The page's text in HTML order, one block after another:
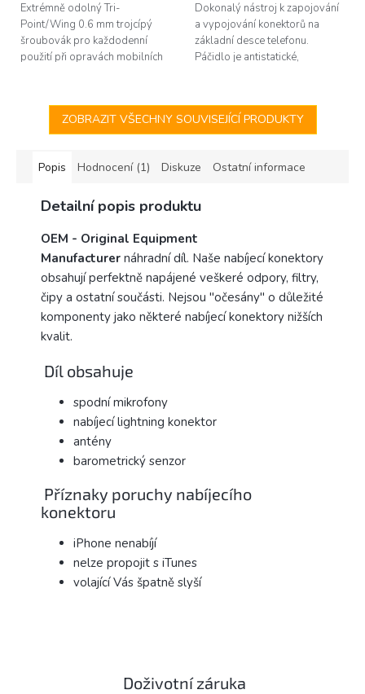
hvězdiček.
Extrémně odolný Tri-
Point/Wing 0.6 mm trojcípý
šroubovák pro každodenní
použití při opravách mobilních
špičku v oboru...
hvězdiček.
Dokonalý nástroj k zapojování
a vypojování konektorů na
základní desce telefonu.
Páčidlo je antistatické,
statickou...
ZOBRAZIT VŠECHNY SOUVISEJÍCÍ PRODUKTY
Popis Hodnocení (1) Diskuze Ostatní informace
Detailní popis produktu
OEM - Original Equipment
Manufacturer náhradní díl. Naše nabíjecí konektory
obsahují perfektně napájené veškeré odpory, filtry,
čipy a ostatní součásti. Nejsou "očesány" o důležité
komponenty jako některé nabíjecí konektory nižších
kvalit.
Díl obsahuje
spodní mikrofony
nabíjecí lightning konektor
antény
barometrický senzor
Příznaky poruchy nabíjecího
konektoru
iPhone nenabíjí
nelze propojit s iTunes
volající Vás špatně slyší
Doživotní záruka